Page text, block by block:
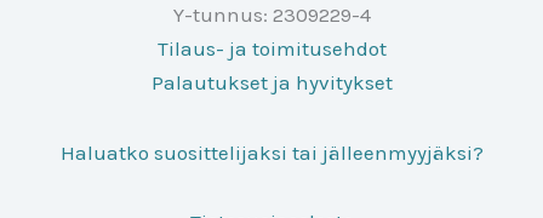
Y-tunnus: 2309229-4
Tilaus- ja toimitusehdot
Palautukset ja hyvitykset
Haluatko suosittelijaksi tai jälleenmyyjäksi?